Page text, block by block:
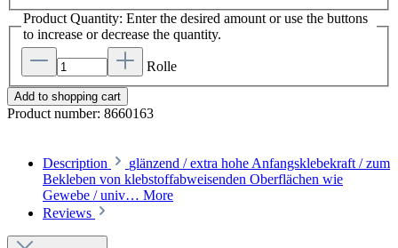
Product Quantity: Enter the desired amount or use the buttons
to increase or decrease the quantity.
Rolle
Add to shopping cart
Product number: 8660163
Description
glänzend / extra hohe Anfangsklebekraft / zum
Bekleben von klebstoffabweisenden Oberflächen wie
Gewebe / univ… More
Reviews